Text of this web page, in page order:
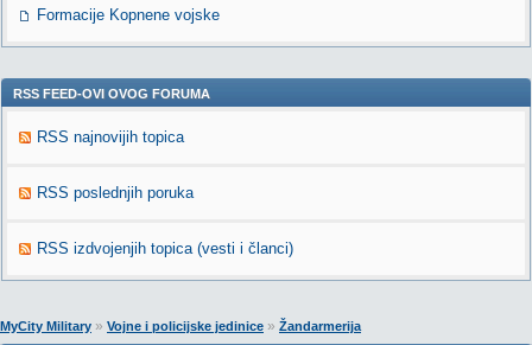
Formacije Kopnene vojske
RSS FEED-OVI OVOG FORUMA
RSS najnovijih topica
RSS poslednjih poruka
RSS izdvojenjih topica (vesti i članci)
MyCity Military » Vojne i policijske jedinice » Žandarmerija